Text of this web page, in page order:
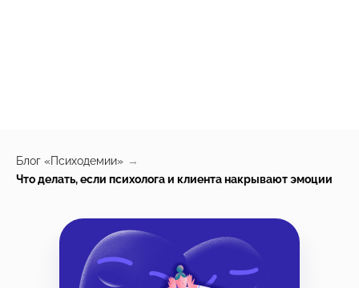
Блог «Психодемии» →
Что делать, если психолога и клиента накрывают эмоции